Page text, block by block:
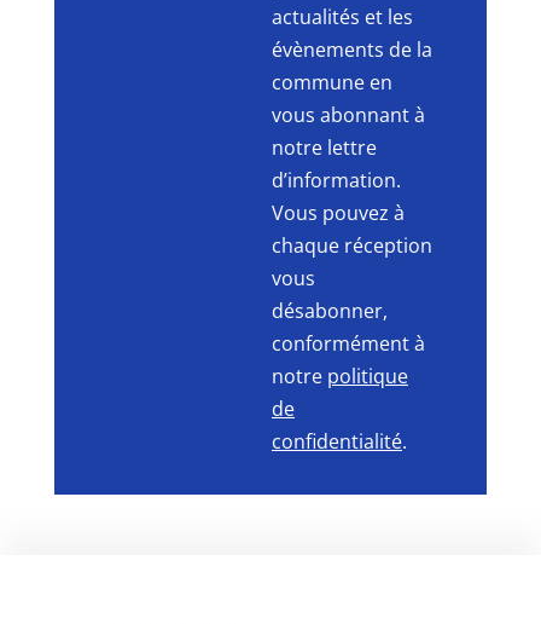
actualités et les
évènements de la
commune en
vous abonnant à
notre lettre
d’information.
Vous pouvez à
chaque réception
vous
désabonner,
conformément à
notre politique
de
confidentialité.